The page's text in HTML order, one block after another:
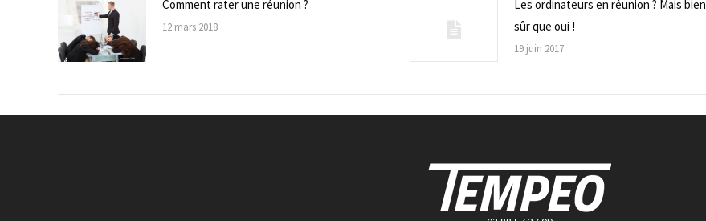
Comment rater une réunion ?
12 mars 2018
Les ordinateurs en réunion ? Mais bien
sûr que oui !
19 juin 2017